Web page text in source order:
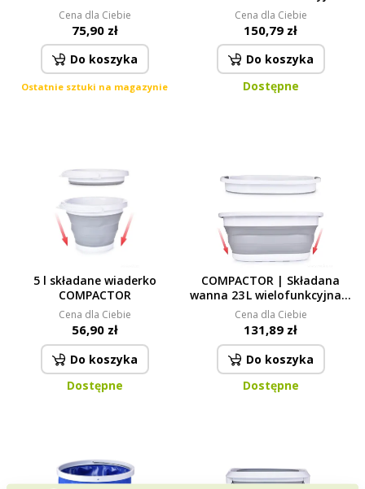
Cena dla Ciebie
75,90 zł
Do koszyka
Ostatnie sztuki na magazynie
miska, skrzynka, wanienka
do sprzątania w domu i
ogrodzie
Cena dla Ciebie
150,79 zł
Do koszyka
Dostępne
5 l składane wiaderko
COMPACTOR
Cena dla Ciebie
56,90 zł
Do koszyka
Dostępne
COMPACTOR | Składana
wanna 23 L wielofunkcyjna |
miska, skrzynka i pojemnik
do sprzątania w jednym
Cena dla Ciebie
131,89 zł
Do koszyka
Dostępne